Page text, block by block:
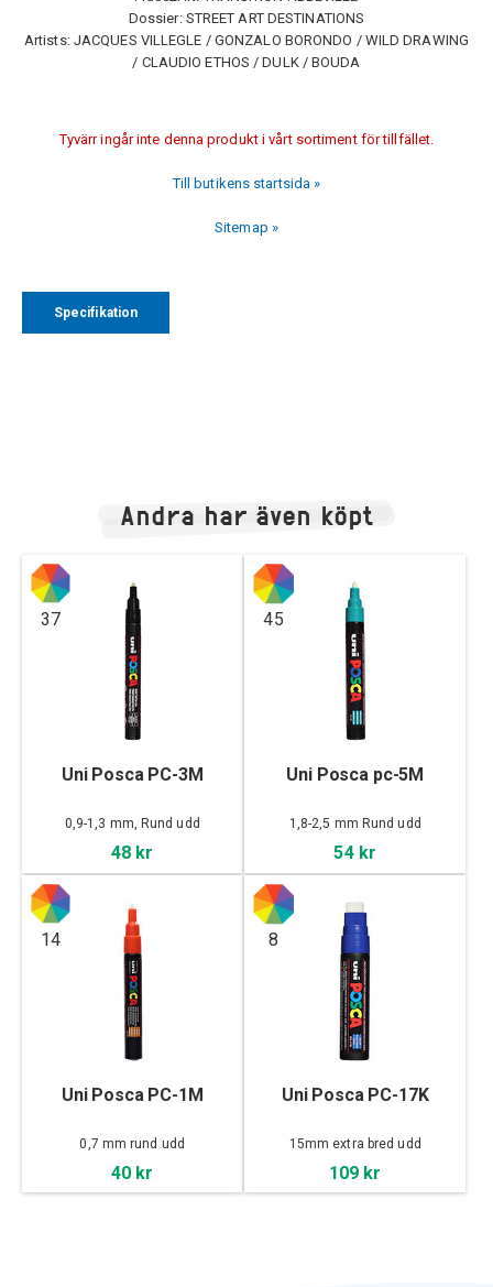
Dossier: STREET ART DESTINATIONS
Artists: JACQUES VILLEGLE / GONZALO BORONDO / WILD DRAWING
/ CLAUDIO ETHOS / DULK / BOUDA
Tyvärr ingår inte denna produkt i vårt sortiment för tillfället.
Till butikens startsida »
Sitemap »
Specifikation
Andra har även köpt
37
Uni Posca PC-3M
0,9-1,3 mm, Rund udd
48 kr
45
Uni Posca pc-5M
1,8-2,5 mm Rund udd
54 kr
14
Uni Posca PC-1M
0,7 mm rund udd
40 kr
8
Uni Posca PC-17K
15mm extra bred udd
109 kr